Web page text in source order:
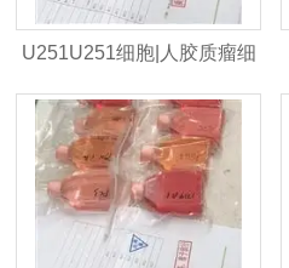
U251U251细胞|人胶质瘤细
胞|STR入库